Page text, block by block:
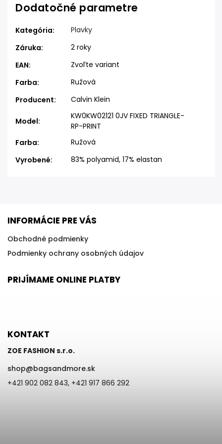
Dodatočné parametre
Kategória:
Plavky
Záruka:
2 roky
EAN:
Zvoľte variant
Farba:
Ružová
Producent: Calvin Klein
Model:
KW0KW02121 0JV FIXED TRIANGLE-
RP-PRINT
Farba:
Ružová
Vyrobené: 83% polyamid, 17% elastan
INFORMÁCIE PRE VÁS
Obchodné podmienky
Podmienky ochrany osobných údajov
PRIJÍMAME ONLINE PLATBY
KONTAKT
ZOE FASHION s.r.o.
shop@bagsandmore.sk
+421 902 082 843, +421 917 866 292